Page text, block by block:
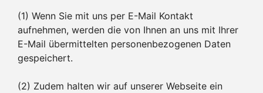
(1) Wenn Sie mit uns per E-Mail Kontakt
aufnehmen, werden die von Ihnen an uns mit Ihrer
E-Mail übermittelten personenbezogenen Daten
gespeichert.
(2) Zudem halten wir auf unserer Webseite ein